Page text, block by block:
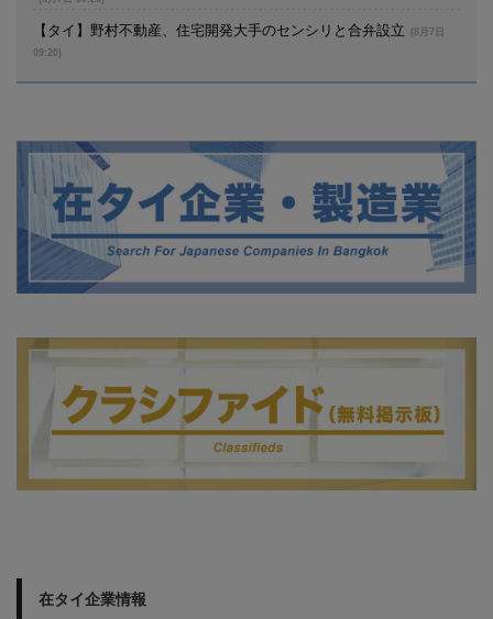
【タイ】野村不動産、住宅開発大手のセンシリと合弁設立
(8月7日
09:20)
在タイ企業情報